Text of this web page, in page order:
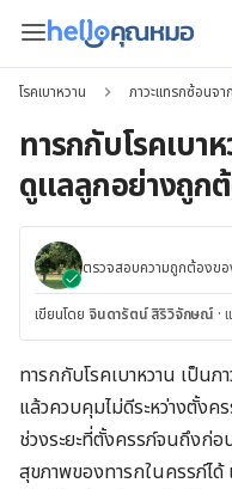
โรคเบาหวาน ภาวะแทรกซ้อนจา
ทารกกับโรคเบา
ดูแลลูกอย่างถูก
ตรวจสอบความถูกต้องข
เขียนโดย จินดารัตน์ สิริวิจักษณ์ ·
ทารกกับโรคเบาหวาน เป็น
แล้วควบคุมไม่ดีระหว่างตั้ง
ช่วงระยะที่ตั้งครรภ์จนถึงก่
สุขภาพของทารกในครรภ์ได้